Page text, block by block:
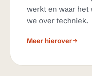
werkt en waar het
we over techniek.
Meer hierover